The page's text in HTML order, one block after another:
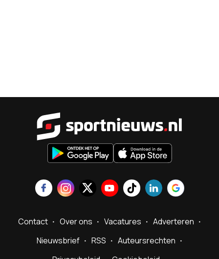
Contact Over ons Vacatures
Adverteren
Nieuwsbrief
RSS
Auteursrechten